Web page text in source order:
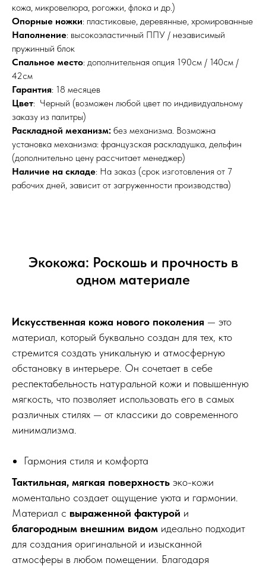
кожа, микровелюра, рогожки, флока и др.)
Опорные ножки: пластиковые, деревянные, хромированные
Наполнение: высокоэластичный ППУ / независимый
пружинный блок
Спальное место: дополнительная опция 190см / 140см /
42см
Гарантия: 18 месяцев
Цвет: Черный (возможен любой цвет по индивидуальному
заказу из палитры)
Раскладной механизм: без механизма. Возможна
установка механизма: французская раскладушка, дельфин
(дополнительно цену рассчитает менеджер)
Наличие на складе: На заказ (срок изготовления от 7
рабочих дней, зависит от загруженности производства)
Экокожа: Роскошь и прочность в
одном материале
Искусственная кожа нового поколения — это
материал, который буквально создан для тех, кто
стремится создать уникальную и атмосферную
обстановку в интерьере. Он сочетает в себе
респектабельность натуральной кожи и повышенную
мягкость, что позволяет использовать его в самых
различных стилях — от классики до современного
минимализма.
Гармония стиля и комфорта
Тактильная, мягкая поверхность эко-кожи
моментально создает ощущение уюта и гармонии.
Материал с выраженной фактурой и
благородным внешним видом идеально подходит
для создания оригинальной и изысканной
атмосферы в любом помещении. Благодаря